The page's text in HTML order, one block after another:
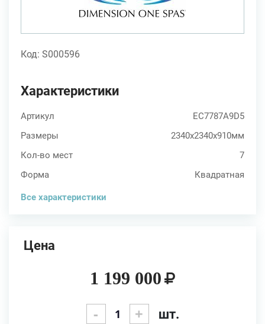
Код: S000596
Характеристики
Артикул
EC7787A9D5
Размеры
2340x2340x910мм
Кол-во мест
7
Форма
Квадратная
Все характеристики
Цена
1 199 000
-
+ шт.